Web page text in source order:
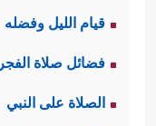
قيام الليل وفضله
فضائل صلاة الفجر
الصلاة على النبي